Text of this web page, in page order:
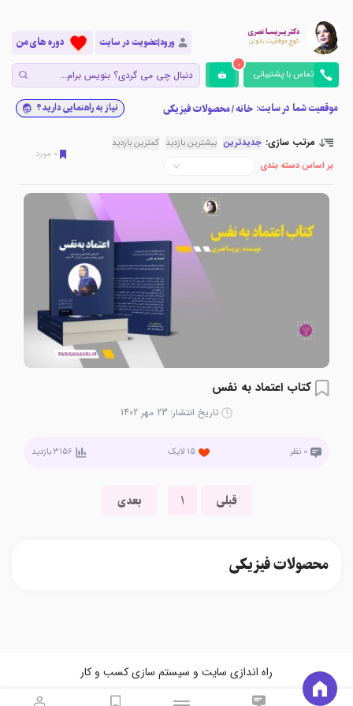
ورود|عضویت در سایت دوره های من
تماس با پشتیبانی
0
موقعیت شما در سایت: خانه/محصولات فیزیکی نیاز به راهنمایی دارید؟
مرتب سازی: جدیدترین بیشترین بازدید کمترین بازدید
بر اساس دسته بندی
0 مورد
کتاب اعتماد به نفس
تاریخ انتشار: 23 مهر 1402
0 نظر 15 لایک 3156بازدید
قبلی 1 بعدی
محصولات فیزیکی
راه اندازی سایت و سیستم سازی کسب و کار